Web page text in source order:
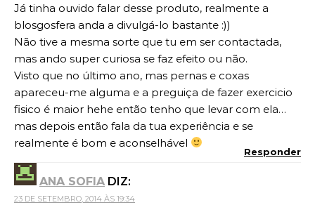
Já tinha ouvido falar desse produto, realmente a
blosgosfera anda a divulgá-lo bastante :))
Não tive a mesma sorte que tu em ser contactada,
mas ando super curiosa se faz efeito ou não.
Visto que no último ano, mas pernas e coxas
apareceu-me alguma e a preguiça de fazer exercicio
fisico é maior hehe então tenho que levar com ela…
mas depois então fala da tua experiência e se
realmente é bom e aconselhável
Responder
ANA SOFIA DIZ:
23 DE SETEMBRO, 2014 ÀS 19:34